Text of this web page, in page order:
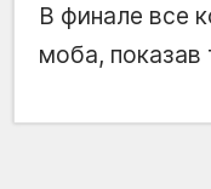
В финале все
моба, показав